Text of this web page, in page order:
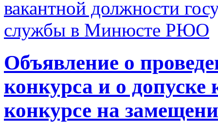
Объявление о
конкурса и о
конкурсе на